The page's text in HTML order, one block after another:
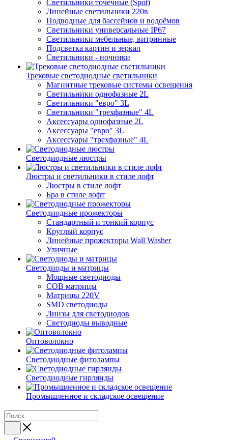
Светильники точечные (Spot)
Линейные светильники 220в
Подводные для бассейнов и водоёмов
Светильники универсальные IP67
Светильники мебельные, витринные
Подсветка картин и зеркал
Светильники - ночники
Трековые светодиодные светильники
Магнитные трековые системы освещения
Светильники однофазные 2L
Светильники "евро" 3L
Светильники "трехфазные" 4L
Аксессуары однофазные 2L
Аксессуары "евро" 3L
Аксессуары "трехфазные" 4L
Светодиодные люстры
Люстры и светильники в стиле лофт
Люстры в стиле лофт
Бра в стиле лофт
Светодиодные прожекторы
Стандартный и тонкий корпус
Круглый корпус
Линейные прожекторы Wall Washer
Уличные
Светодиоды и матрицы
Мощные светодиоды
COB матрицы
Матрицы 220V
SMD светодиоды
Линзы для светодиодов
Светодиоды выводные
Оптоволокно
Светодиодные фитолампы
Светодиодные гирлянды
Промышленное и складское освещение